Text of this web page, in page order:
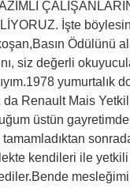
İşte
Ödülünü
siz değerli
yumurtalık
da Renault Mais
üstün
kendileri ile